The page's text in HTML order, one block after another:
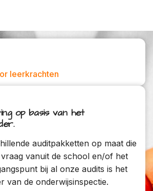
leerkrachten
op basis van het
auditpakketten op maat die
vanuit de school en/of het
bij al onze audits is het
van de onderwijsinspectie.